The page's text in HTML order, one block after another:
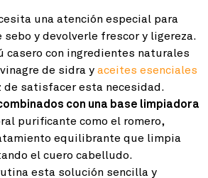
una atención especial para
y devolverle frescor y ligereza.
casero con ingredientes naturales
de sidra y aceites esenciales
de satisfacer esta necesidad.
con una base limpiadora
purificante como el romero,
equilibrante que limpia
el cuero cabelludo.
esta solución sencilla y